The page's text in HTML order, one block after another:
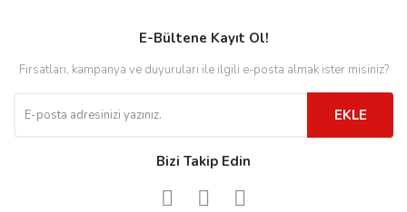
E-Bültene Kayıt Ol!
Fırsatları, kampanya ve duyuruları ile ilgili e-posta almak ister misiniz?
EKLE
Bizi Takip Edin